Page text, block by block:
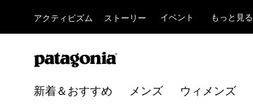
アクティビズム ストーリー イベント もっと見る
新着＆おすすめ メンズ ウィメンズ